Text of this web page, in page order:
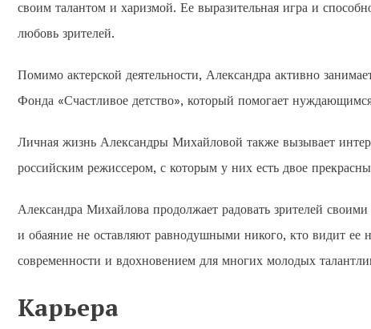
своим талантом и харизмой. Ее выразительная игра и
любовь зрителей.
Помимо актерской деятельности, Александра активно
Фонда «Счастливое детство», который помогает
Личная жизнь Александры Михайловой также вызывает
российским режиссером, с которым у них есть двое
Александра Михайлова продолжает радовать зрителей
и обаяние не оставляют равнодушными никого, кто видит ее
современности и вдохновением для многих молодых
Карьера